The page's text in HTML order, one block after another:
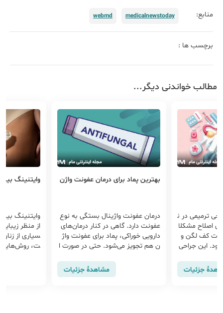
منابع: medicalnewstoday
webmd
برچسب ها :
مطالب خواندنی دیگر...
ترمیمی در ن
اصلاح مشکلا
کف لگن و
این جراحی
جزئیات
بهترین پماد برای درمان عفونت واژن
درمان عفونت واژینال بستگی به نوع
عفونت دارد. گاهی در کنار درمان‌های
دارویی خوراکی، پماد برای عفونت واژ
ن هم تجویز می‌‎شود. حتی در صورت ا
ن باز هم ممکن است عفونت قارچی ب
مشاهدهٔ جزئیات
وایتنینگ
وایتنینگ
از منظر
سیاری از
ت، روش‌هایی